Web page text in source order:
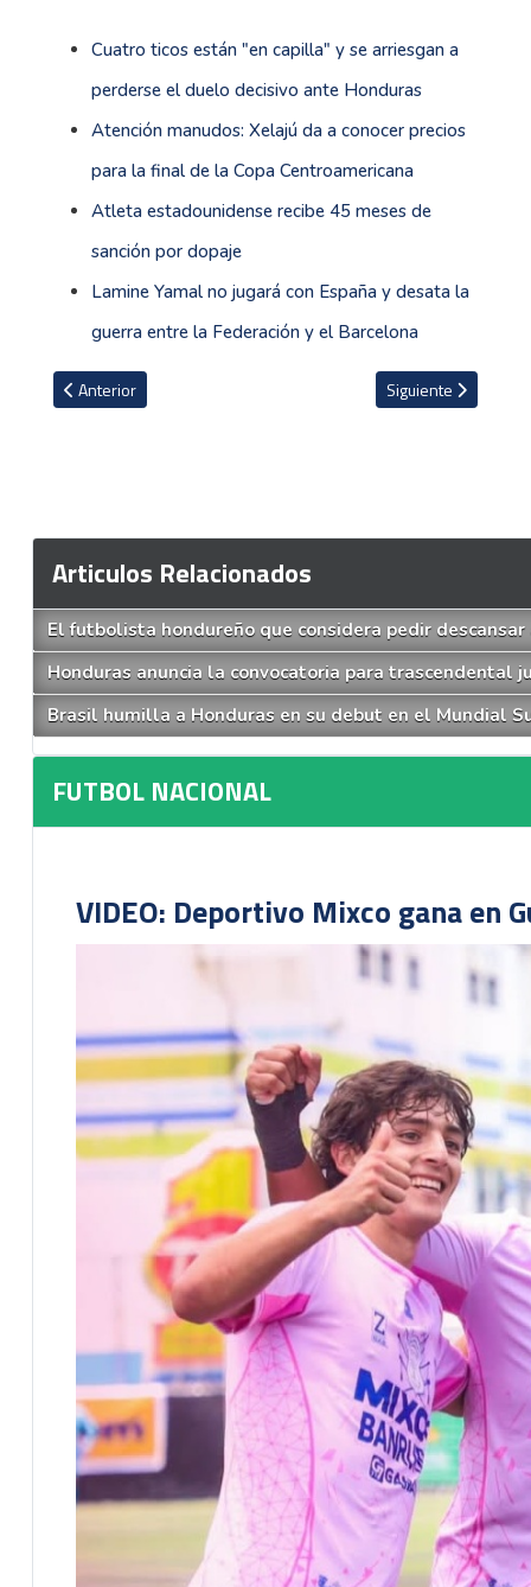
Cuatro ticos están "en capilla" y se arriesgan a
perderse el duelo decisivo ante Honduras
Atención manudos: Xelajú da a conocer precios
para la final de la Copa Centroamericana
Atleta estadounidense recibe 45 meses de
sanción por dopaje
Lamine Yamal no jugará con España y desata la
guerra entre la Federación y el Barcelona
Artículo anterior: Cruz Azul solicita la inhabilitación del
Anterior Artículo siguiente:
Siguiente
Articulos Relacionados
El futbolista hondureño que considera pedir descansar
Honduras anuncia la convocatoria para trascendental
Brasil humilla a Honduras en su debut en el Mundial
FUTBOL NACIONAL
VIDEO: Deportivo Mixco gana en